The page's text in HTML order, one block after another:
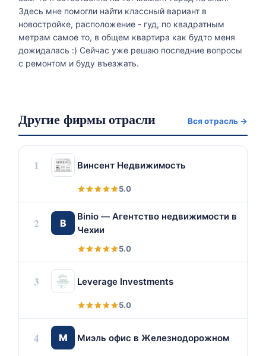
Здесь мне помогли найти классный вариант в
новостройке, расположение - гуд, по квадратным
метрам самое то, в общем квартира как будто меня
дожидалась :) Сейчас уже решаю последние вопросы
с ремонтом и буду въезжать.
Другие фирмы отрасли Вся отрасль →
1 Винсент Недвижимость
5.0
2 B
Binio — Агентство недвижимости в
Чехии
5.0
3 Leverage Investments
5.0
4 М Миэль офис в Железнодорожном